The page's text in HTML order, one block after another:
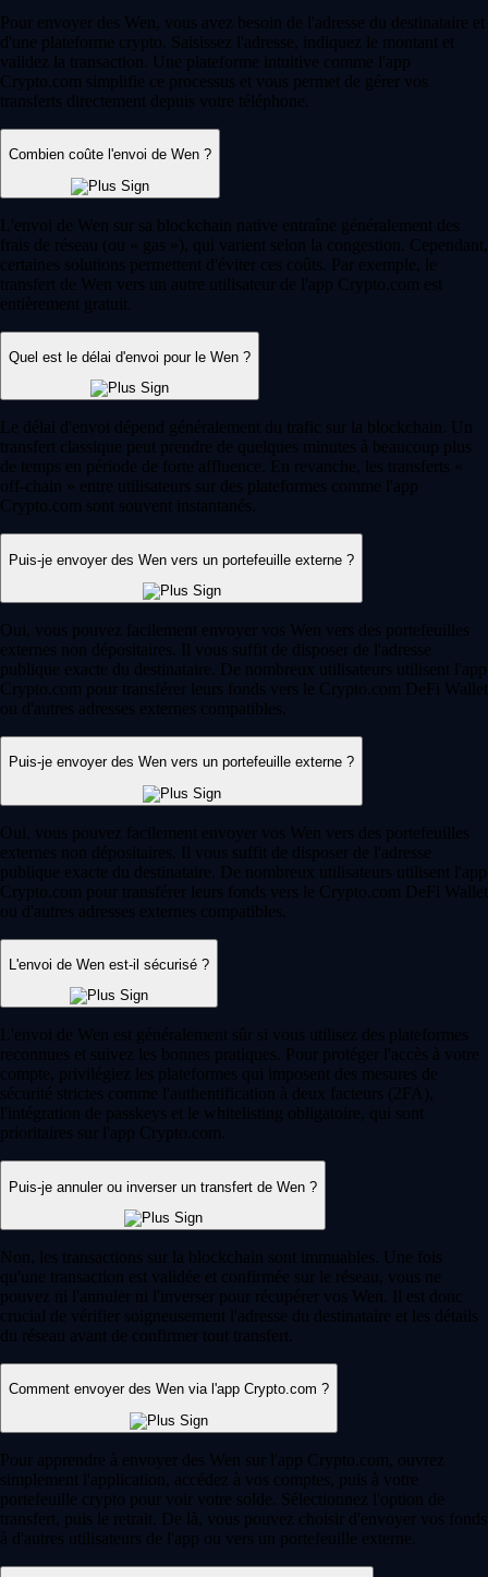
Pour envoyer des Wen, vous avez besoin de l'adresse du destinataire et
d'une plateforme crypto. Saisissez l'adresse, indiquez le montant et
validez la transaction. Une plateforme intuitive comme l'app
Crypto.com simplifie ce processus et vous permet de gérer vos
transferts directement depuis votre téléphone.
Combien coûte l'envoi de Wen ?
L'envoi de Wen sur sa blockchain native entraîne généralement des
frais de réseau (ou « gas »), qui varient selon la congestion. Cependant,
certaines solutions permettent d'éviter ces coûts. Par exemple, le
transfert de Wen vers un autre utilisateur de l'app Crypto.com est
entièrement gratuit.
Quel est le délai d'envoi pour le Wen ?
Le délai d'envoi dépend généralement du trafic sur la blockchain. Un
transfert classique peut prendre de quelques minutes à beaucoup plus
de temps en période de forte affluence. En revanche, les transferts «
off-chain » entre utilisateurs sur des plateformes comme l'app
Crypto.com sont souvent instantanés.
Puis-je envoyer des Wen vers un portefeuille externe ?
Oui, vous pouvez facilement envoyer vos Wen vers des portefeuilles
externes non dépositaires. Il vous suffit de disposer de l'adresse
publique exacte du destinataire. De nombreux utilisateurs utilisent l'app
Crypto.com pour transférer leurs fonds vers le Crypto.com DeFi Wallet
ou d'autres adresses externes compatibles.
Puis-je envoyer des Wen vers un portefeuille externe ?
Oui, vous pouvez facilement envoyer vos Wen vers des portefeuilles
externes non dépositaires. Il vous suffit de disposer de l'adresse
publique exacte du destinataire. De nombreux utilisateurs utilisent l'app
Crypto.com pour transférer leurs fonds vers le Crypto.com DeFi Wallet
ou d'autres adresses externes compatibles.
L'envoi de Wen est-il sécurisé ?
L'envoi de Wen est généralement sûr si vous utilisez des plateformes
reconnues et suivez les bonnes pratiques. Pour protéger l'accès à votre
compte, privilégiez les plateformes qui imposent des mesures de
sécurité strictes comme l'authentification à deux facteurs (2FA),
l'intégration de passkeys et le whitelisting obligatoire, qui sont
prioritaires sur l'app Crypto.com.
Puis-je annuler ou inverser un transfert de Wen ?
Non, les transactions sur la blockchain sont immuables. Une fois
qu'une transaction est validée et confirmée sur le réseau, vous ne
pouvez ni l'annuler ni l'inverser pour récupérer vos Wen. Il est donc
crucial de vérifier soigneusement l'adresse du destinataire et les détails
du réseau avant de confirmer tout transfert.
Comment envoyer des Wen via l'app Crypto.com ?
Pour apprendre à envoyer des Wen sur l'app Crypto.com, ouvrez
simplement l'application, accédez à vos comptes, puis à votre
portefeuille crypto pour voir votre solde. Sélectionnez l'option de
transfert, puis le retrait. De là, vous pouvez choisir d'envoyer vos fonds
à d'autres utilisateurs de l'app ou vers un portefeuille externe.